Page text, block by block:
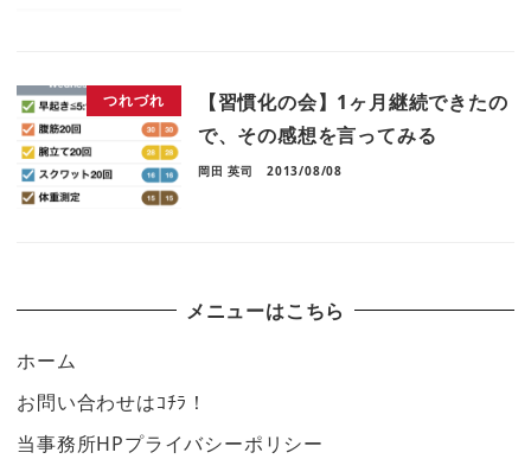
つれづれ
【習慣化の会】1ヶ月継続できたの
で、その感想を言ってみる
岡田 英司 2013/08/08
メニューはこちら
ホーム
お問い合わせはｺﾁﾗ！
当事務所HPプライバシーポリシー